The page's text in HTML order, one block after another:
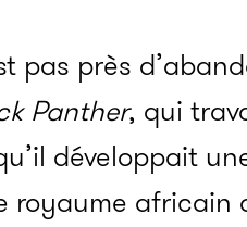
pas près
Panther, qui
développait
royaume africain